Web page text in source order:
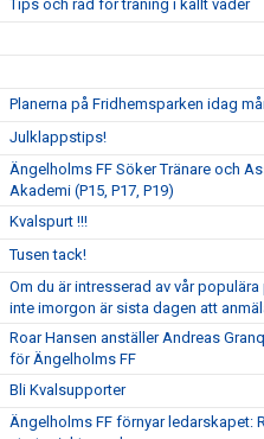
Tips och råd för träning i kallt väder
Planerna på Fridhemsparken idag
Julklappstips!
Ängelholms FF Söker Tränare och
Akademi (P15, P17, P19)
Kvalspurt !!!
Tusen tack!
Om du är intresserad av vår
inte imorgon är sista dagen att
Roar Hansen anställer Andreas
för Ängelholms FF
Bli Kvalsupporter
Ängelholms FF förnyar ledarskapet: